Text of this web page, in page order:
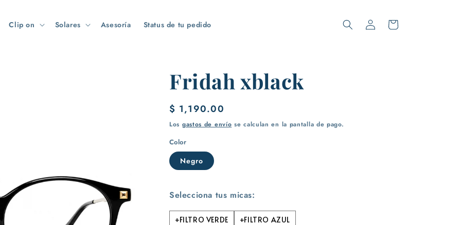
Clip on Solares Asesoría Status de tu pedido
Iniciar
sesión
Carrito
Fridah xblack
Precio
habitual
$ 1,190.00
Los gastos de envío se calculan en la pantalla de pago.
Color
Negro
Selecciona tus micas:
+FILTRO VERDE +FILTRO AZUL